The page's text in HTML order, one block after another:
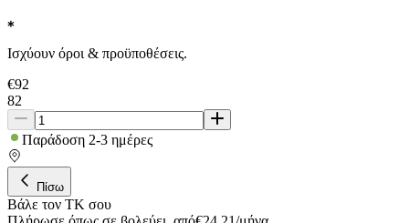
Ισχύουν όροι & προϋποθέσεις.
€92
82
Παράδοση 2-3 ημέρες
Πίσω
Βάλε τον ΤΚ σου